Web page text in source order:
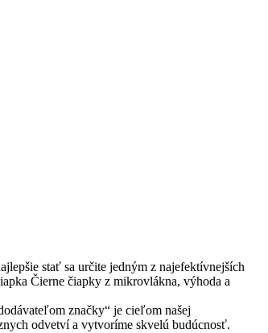
stať sa určite jedným z najefektívnejších
Čierne čiapky z mikrovlákna, výhoda a
značky“ je cieľom našej
odvetví a vytvoríme skvelú budúcnosť.